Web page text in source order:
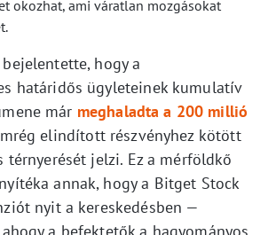
okozhat, ami váratlan mozgásokat
hogy a
határidős ügyleteinek kumulatív
már meghaladta a 200 millió
elindított részvényhez kötött
térnyerését jelzi. Ez a mérföldkő
annak, hogy a Bitget Stock
nyit a kereskedésben —